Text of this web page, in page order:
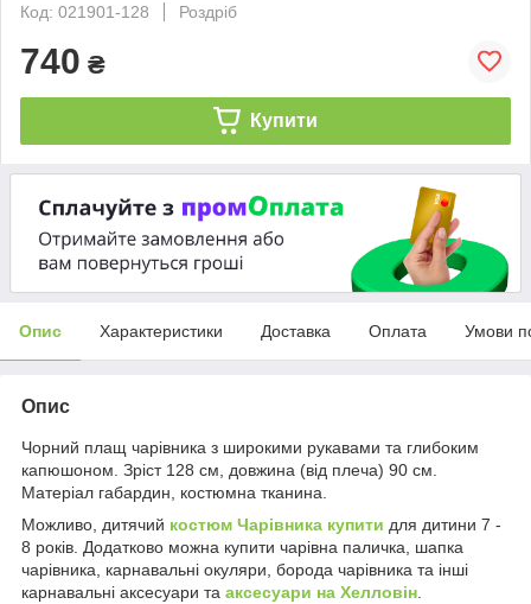
Код: 021901-128
Роздріб
740 ₴
Купити
Опис Характеристики Доставка Оплата Умови
Опис
Чорний плащ чарівника з широкими рукавами та глибоким
капюшоном. Зріст 128 см, довжина (від плеча) 90 см.
Матеріал габардин, костюмна тканина.
Можливо, дитячий костюм Чарівника купити для дитини 7 -
8 років. Додатково можна купити чарівна паличка, шапка
чарівника, карнавальні окуляри, борода чарівника та інші
карнавальні аксесуари та аксесуари на Хелловін.